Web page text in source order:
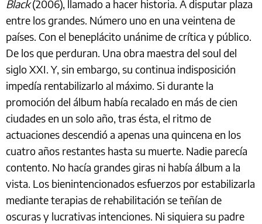
Black(2006), llamado a hacer historia. A disputar plaza
entre los grandes. Número uno en una veintena de
países. Con el beneplácito unánime de crítica y público.
De los que perduran. Una obra maestra del soul del
siglo XXI. Y, sin embargo, su continua indisposición
impedía rentabilizarlo al máximo. Si durante la
promoción del álbum había recalado en más de cien
ciudades en un solo año, tras ésta, el ritmo de
actuaciones descendió a apenas una quincena en los
cuatro años restantes hasta su muerte. Nadie parecía
contento. No hacía grandes giras ni había álbum a la
vista. Los bienintencionados esfuerzos por estabilizarla
mediante terapias de rehabilitación se teñían de
oscuras y lucrativas intenciones. Ni siquiera su padre